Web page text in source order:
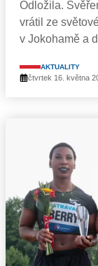
Odložila.
vrátil ze
v Jokohamě a
AKTUALITY
čtvrtek 16. května